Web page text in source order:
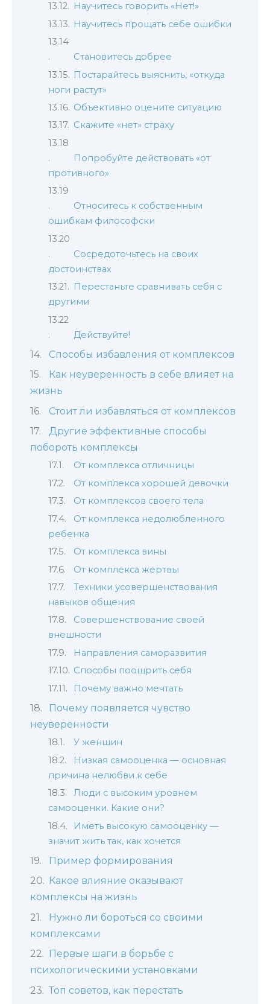
Научитесь говорить «Нет!»
Научитесь прощать себе ошибки
Становитесь добрее
Постарайтесь выяснить, «откуда
ноги растут»
Объективно оцените ситуацию
Скажите «нет» страху
Попробуйте действовать «от
противного»
Относитесь к собственным
ошибкам философски
Сосредоточьтесь на своих
достоинствах
Перестаньте сравнивать себя с
другими
Действуйте!
Способы избавления от комплексов
Как неуверенность в себе влияет на
жизнь
Стоит ли избавляться от комплексов
Другие эффективные способы
побороть комплексы
От комплекса отличницы
От комплекса хорошей девочки
От комплексов своего тела
От комплекса недолюбленного
ребенка
От комплекса вины
От комплекса жертвы
Техники усовершенствования
навыков общения
Совершенствование своей
внешности
Направления саморазвития
Способы поощрить себя
Почему важно мечтать
Почему появляется чувство
неуверенности
У женщин
Низкая самооценка — основная
причина нелюбви к себе
Люди с высоким уровнем
самооценки. Какие они?
Иметь высокую самооценку —
значит жить так, как хочется
Пример формирования
Какое влияние оказывают
комплексы на жизнь
Нужно ли бороться со своими
комплексами
Первые шаги в борьбе с
психологическими установками
Топ советов, как перестать